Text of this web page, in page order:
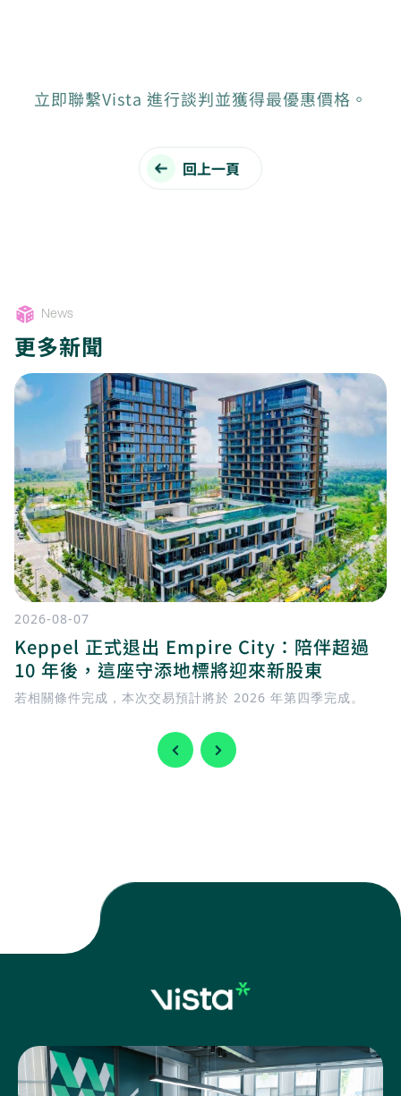
立即聯繫Vista 進行談判並獲得最優惠價格。
回上一頁
News
更多新聞
2026-08-07
Keppel 正式退出 Empire City：陪伴超過
10 年後，這座守添地標將迎來新股東
若相關條件完成，本次交易預計將於 2026 年第四季完成。